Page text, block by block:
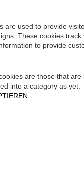
are used to provide
These cookies track
to provide
are those that are
into a category as yet.